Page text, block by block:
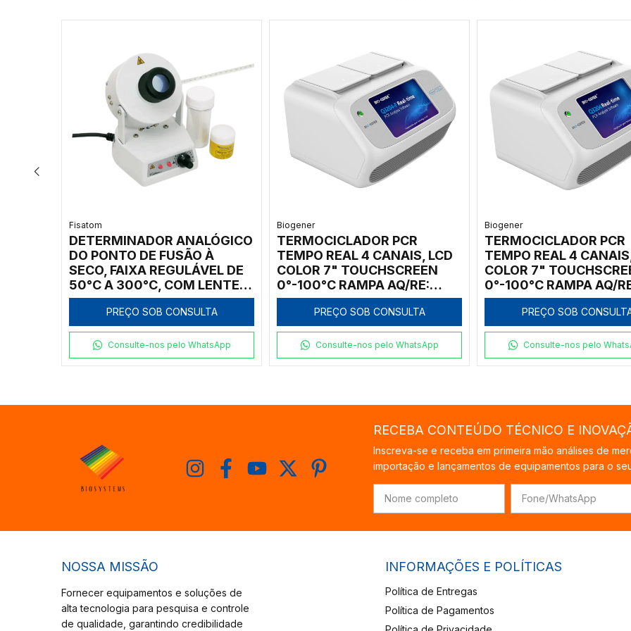
Fisatom
DETERMINADOR ANALÓGICO
DO PONTO DE FUSÃO À
SECO, FAIXA REGULÁVEL DE
50°C A 300°C, COM LENTE
DE AUMENTO 4X,
CAPACIDADE PARA 3 TUBOS
CAPILARES, 220V - MODELO
004312
PREÇO SOB CONSULTA
Consulte-nos pelo WhatsApp
Biogener
TERMOCICLADOR PCR
TEMPO REAL 4 CANAIS, LCD
COLOR 7" TOUCHSCREEN
0°-100°C RAMPA AQ/RE:
8°C/S COM 2 BLOCOS 16 X
0.2MLPREÇO SOB CONSULTA
Consulte-nos pelo WhatsApp
Biogener
TERMOCICLADOR PCR
TEMPO REAL 4
COLOR 7"
0°-100°C RAMPA AQ/
5°C/S COM 2 BLOCOS
0.2MLPREÇO SOB
Consulte-nos pelo
RECEBA CONTEÚDO TÉCNICO E
Inscreva-se e receba em primeira mão análises de
importação e lançamentos de equipamentos para o
NOSSA MISSÃO
Fornecer equipamentos e soluções de
alta tecnologia para pesquisa e controle
de qualidade, garantindo credibilidade
INFORMAÇÕES E POLÍTICAS
Política de Entregas
Política de Pagamentos